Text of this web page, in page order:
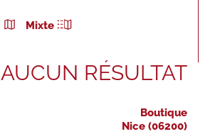
Mixte
AUCUN RÉSULTAT
Boutique
Nice (06200)